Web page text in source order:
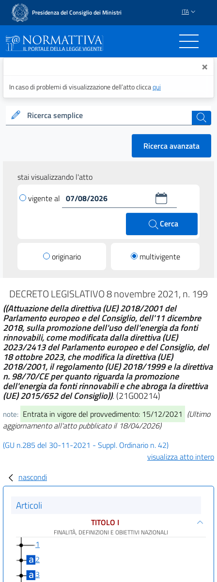
Presidenza del Consiglio dei Ministri ITA
Normattiva - Il portale ×
In caso di problemi di visualizzazione dell’atto cliccaqui
Ricerca semplice cerca
Ricerca avanzata
stai visualizzando l'atto
vigente al
Cerca
originario multivigente
DECRETO LEGISLATIVO 8 novembre 2021, n. 199
((Attuazione della direttiva (UE) 2018/2001 del
Parlamento europeo e del Consiglio, dell'11 dicembre
2018, sulla promozione dell'uso dell'energia da fonti
rinnovabili, come modificata dalla direttiva (UE)
2023/2413 del Parlamento europeo e del Consiglio, del
18 ottobre 2023, che modifica la direttiva (UE)
2018/2001, il regolamento (UE) 2018/1999 e la direttiva
n. 98/70/CE per quanto riguarda la promozione
dell'energia da fonti rinnovabili e che abroga la direttiva
(UE) 2015/652 del Consiglio)). (21G00214)
note: Entrata in vigore del provvedimento: 15/12/2021 (Ultimo
aggiornamento all'atto pubblicato il 18/04/2026)
(GU n.285 del 30-11-2021 - Suppl. Ordinario n. 42)
visualizza atto intero
nascondi
Articoli
TITOLO I
FINALITÀ, DEFINIZIONI E OBIETTIVI NAZIONALI
1
2
3